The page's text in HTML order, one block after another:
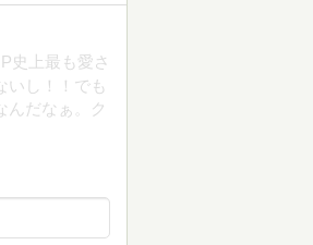
史上最も愛さ
いし！！でも
んだなぁ。ク